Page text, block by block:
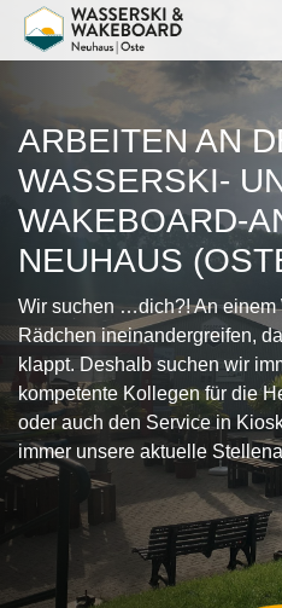
ARBEITEN AN
WASSERSKI-
WAKEBOARD-
NEUHAUS
Wir suchen …dich?! An einem
Rädchen ineinandergreifen,
klappt. Deshalb suchen wir
kompetente Kollegen für die
oder auch den Service in
immer unsere aktuelle